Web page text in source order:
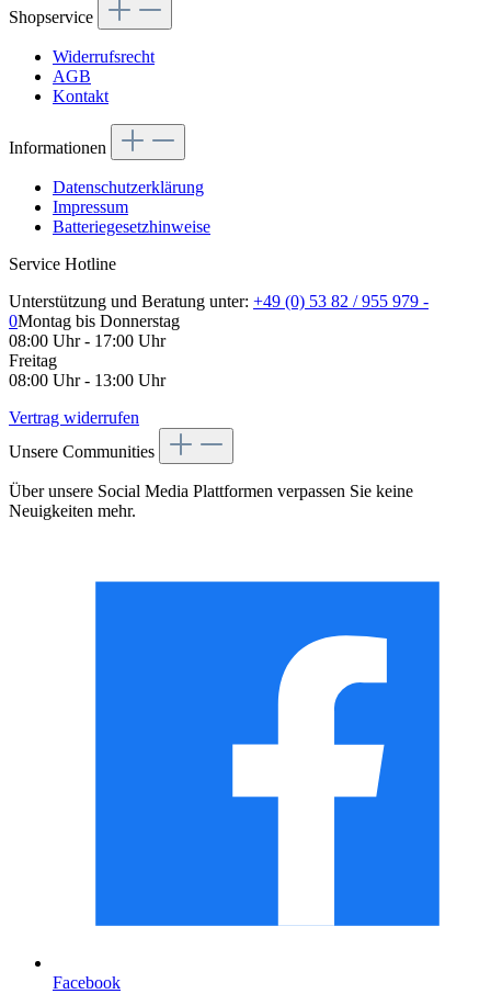
Shopservice
Widerrufsrecht
AGB
Kontakt
Informationen
Datenschutzerklärung
Impressum
Batteriegesetzhinweise
Service Hotline
Unterstützung und Beratung unter: +49 (0) 53 82 / 955 979 -
0Montag bis Donnerstag
08:00 Uhr - 17:00 Uhr
Freitag
08:00 Uhr - 13:00 Uhr
Vertrag widerrufen
Unsere Communities
Über unsere Social Media Plattformen verpassen Sie keine
Neuigkeiten mehr.
Facebook